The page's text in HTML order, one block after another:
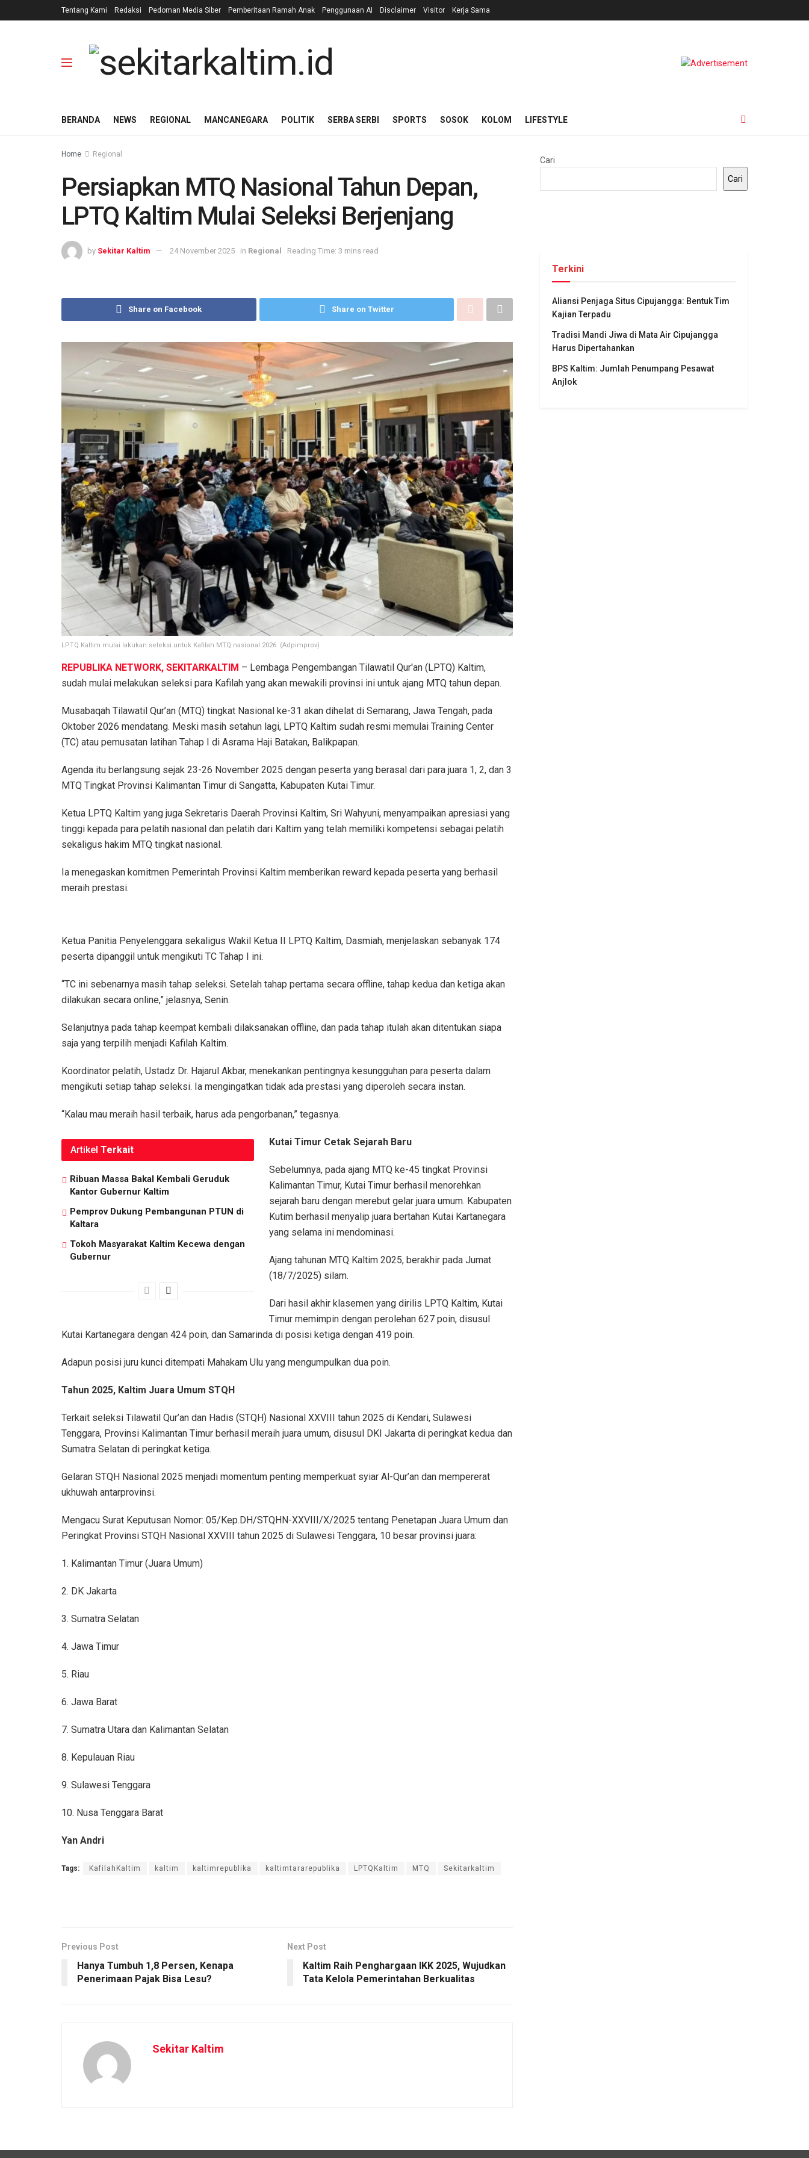
Tentang Kami Redaksi Pedoman Media Siber Pemberitaan Ramah Anak Penggunaan AI Disclaimer Visitor Kerja Sama
BERANDA NEWS REGIONAL MANCANEGARA POLITIK SERBA SERBI SPORTS SOSOK KOLOM LIFESTYLE
Home Regional
Persiapkan MTQ Nasional Tahun Depan,
LPTQ Kaltim Mulai Seleksi Berjenjang
by Sekitar Kaltim 24 November 2025 in Regional Reading Time: 3 mins read
Share on Facebook Share on Twitter
LPTQ Kaltim mulai lakukan seleksi untuk Kafilah MTQ nasional 2026. (Adpimprov)
REPUBLIKA NETWORK, SEKITARKALTIM – Lembaga Pengembangan Tilawatil Qur'an (LPTQ) Kaltim,
sudah mulai melakukan seleksi para Kafilah yang akan mewakili provinsi ini untuk ajang MTQ tahun depan.
Musabaqah Tilawatil Qur’an (MTQ) tingkat Nasional ke-31 akan dihelat di Semarang, Jawa Tengah, pada
Oktober 2026 mendatang. Meski masih setahun lagi, LPTQ Kaltim sudah resmi memulai Training Center
(TC) atau pemusatan latihan Tahap I di Asrama Haji Batakan, Balikpapan.
Agenda itu berlangsung sejak 23-26 November 2025 dengan peserta yang berasal dari para juara 1, 2, dan 3
MTQ Tingkat Provinsi Kalimantan Timur di Sangatta, Kabupaten Kutai Timur.
Ketua LPTQ Kaltim yang juga Sekretaris Daerah Provinsi Kaltim, Sri Wahyuni, menyampaikan apresiasi yang
tinggi kepada para pelatih nasional dan pelatih dari Kaltim yang telah memiliki kompetensi sebagai pelatih
sekaligus hakim MTQ tingkat nasional.
Ia menegaskan komitmen Pemerintah Provinsi Kaltim memberikan reward kepada peserta yang berhasil
meraih prestasi.
Ketua Panitia Penyelenggara sekaligus Wakil Ketua II LPTQ Kaltim, Dasmiah, menjelaskan sebanyak 174
peserta dipanggil untuk mengikuti TC Tahap I ini.
“TC ini sebenarnya masih tahap seleksi. Setelah tahap pertama secara offline, tahap kedua dan ketiga akan
dilakukan secara online,” jelasnya, Senin.
Selanjutnya pada tahap keempat kembali dilaksanakan offline, dan pada tahap itulah akan ditentukan siapa
saja yang terpilih menjadi Kafilah Kaltim.
Koordinator pelatih, Ustadz Dr. Hajarul Akbar, menekankan pentingnya kesungguhan para peserta dalam
mengikuti setiap tahap seleksi. Ia mengingatkan tidak ada prestasi yang diperoleh secara instan.
“Kalau mau meraih hasil terbaik, harus ada pengorbanan,” tegasnya.
Artikel Terkait
Ribuan Massa Bakal Kembali Geruduk
Kantor Gubernur Kaltim
Pemprov Dukung Pembangunan PTUN di
Kaltara
Tokoh Masyarakat Kaltim Kecewa dengan
Gubernur
Kutai Timur Cetak Sejarah Baru
Sebelumnya, pada ajang MTQ ke-45 tingkat Provinsi
Kalimantan Timur, Kutai Timur berhasil menorehkan
sejarah baru dengan merebut gelar juara umum. Kabupaten
Kutim berhasil menyalip juara bertahan Kutai Kartanegara
yang selama ini mendominasi.
Ajang tahunan MTQ Kaltim 2025, berakhir pada Jumat
(18/7/2025) silam.
Dari hasil akhir klasemen yang dirilis LPTQ Kaltim, Kutai
Timur memimpin dengan perolehan 627 poin, disusul
Kutai Kartanegara dengan 424 poin, dan Samarinda di posisi ketiga dengan 419 poin.
Adapun posisi juru kunci ditempati Mahakam Ulu yang mengumpulkan dua poin.
Tahun 2025, Kaltim Juara Umum STQH
Terkait seleksi Tilawatil Qur’an dan Hadis (STQH) Nasional XXVIII tahun 2025 di Kendari, Sulawesi
Tenggara, Provinsi Kalimantan Timur berhasil meraih juara umum, disusul DKI Jakarta di peringkat kedua dan
Sumatra Selatan di peringkat ketiga.
Gelaran STQH Nasional 2025 menjadi momentum penting memperkuat syiar Al-Qur’an dan mempererat
ukhuwah antarprovinsi.
Mengacu Surat Keputusan Nomor: 05/Kep.DH/STQHN-XXVIII/X/2025 tentang Penetapan Juara Umum dan
Peringkat Provinsi STQH Nasional XXVIII tahun 2025 di Sulawesi Tenggara, 10 besar provinsi juara:
1. Kalimantan Timur (Juara Umum)
2. DK Jakarta
3. Sumatra Selatan
4. Jawa Timur
5. Riau
6. Jawa Barat
7. Sumatra Utara dan Kalimantan Selatan
8. Kepulauan Riau
9. Sulawesi Tenggara
10. Nusa Tenggara Barat
Yan Andri
Tags: KafilahKaltim kaltim kaltimrepublika kaltimtararepublika LPTQKaltim MTQ Sekitarkaltim
Previous Post
Hanya Tumbuh 1,8 Persen, Kenapa
Penerimaan Pajak Bisa Lesu?
Next Post
Kaltim Raih Penghargaan IKK 2025, Wujudkan
Tata Kelola Pemerintahan Berkualitas
Sekitar Kaltim
Cari
Cari
Terkini
Aliansi Penjaga Situs Cipujangga: Bentuk Tim
Kajian Terpadu
Tradisi Mandi Jiwa di Mata Air Cipujangga
Harus Dipertahankan
BPS Kaltim: Jumlah Penumpang Pesawat
Anjlok